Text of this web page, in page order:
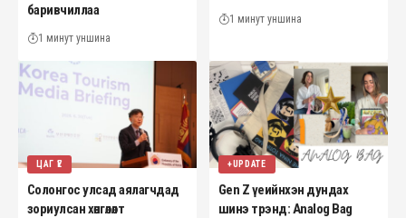
баривчиллаа
1 минут уншина
1 минут уншина
ЦАГ ҮЕ
Солонгос улсад аялагчдад
зориулсан хөнгөлөлт
+UPDATE
Gen Z үеийнхэн дундах
шинэ трэнд: Analog Bag